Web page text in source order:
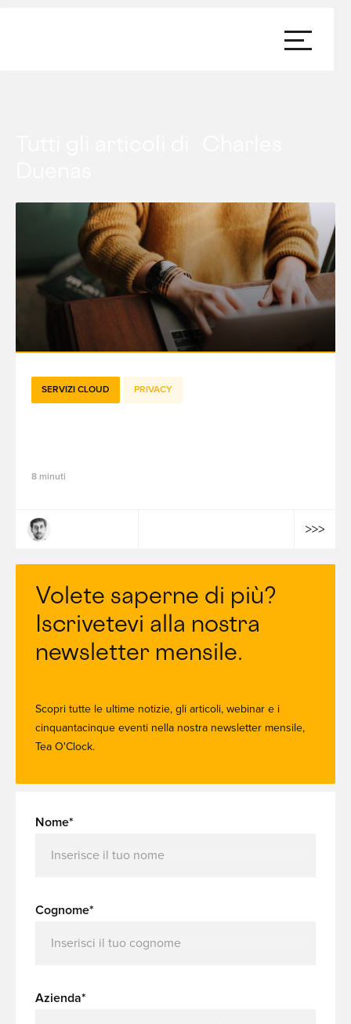
SERVIZI CLOUD PRIVACY
8 minuti
Volete saperne di più?
Iscrivetevi alla nostra
newsletter mensile.
Scopri tutte le ultime notizie, gli articoli, webinar e i
cinquantacinque eventi nella nostra newsletter mensile,
Tea O'Clock.
Nome*
Cognome*
Azienda*